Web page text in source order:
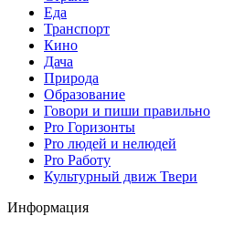
Еда
Транспорт
Кино
Дача
Природа
Образование
Говори и пиши правильно
Pro Горизонты
Pro людей и нелюдей
Pro Работу
Культурный движ Твери
Информация